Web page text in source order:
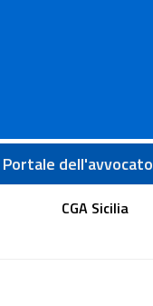
Portale dell'avvocato
CGA Sicilia